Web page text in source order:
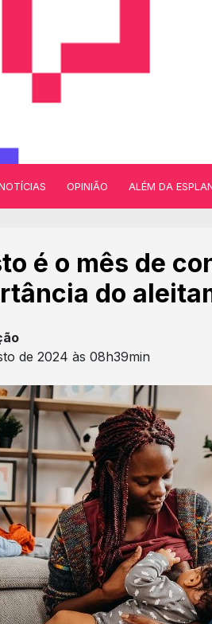
OPINIÃO ALÉM DA
é o mês de
do
de 2024 às 08h39min